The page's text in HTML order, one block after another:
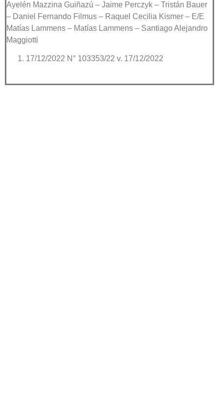
Ayelén Mazzina Guiñazú – Jaime Perczyk – Tristán Bauer
– Daniel Fernando Filmus – Raquel Cecilia Kismer – E/E
Matías Lammens – Matías Lammens – Santiago Alejandro
Maggiotti
17/12/2022 N° 103353/22 v. 17/12/2022